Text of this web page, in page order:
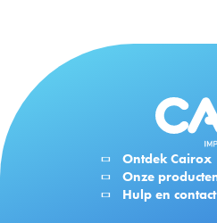
Ontdek Cairox
Onze
Hulp en contact